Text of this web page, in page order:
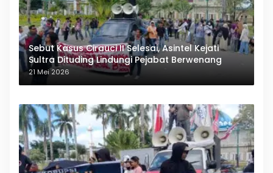
Sebut Kasus Cirauci II Selesai, Asintel Kejati
Sultra Dituding Lindungi Pejabat Berwenang
21 Mei 2026